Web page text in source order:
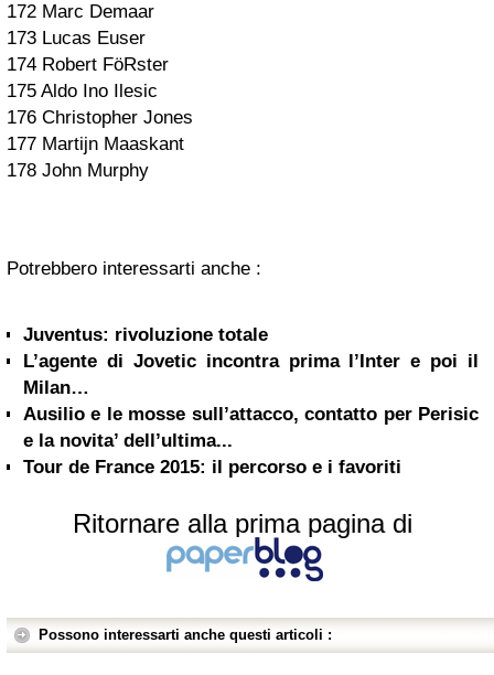
172 Marc Demaar
173 Lucas Euser
174 Robert FöRster
175 Aldo Ino Ilesic
176 Christopher Jones
177 Martijn Maaskant
178 John Murphy
Potrebbero interessarti anche :
Juventus: rivoluzione totale
L’agente di Jovetic incontra prima l’Inter e poi il
Milan…
Ausilio e le mosse sull’attacco, contatto per Perisic
e la novita’ dell’ultima...
Tour de France 2015: il percorso e i favoriti
Ritornare alla prima pagina di
Possono interessarti anche questi articoli :